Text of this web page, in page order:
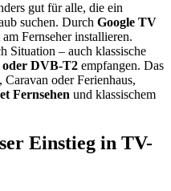
gut für alle, die ein
suchen. Durch Google TV
Fernseher installieren.
Situation – auch klassische
DVB-T2 empfangen. Das
oder Ferienhaus,
Fernsehen und klassischem
Einstieg in TV-